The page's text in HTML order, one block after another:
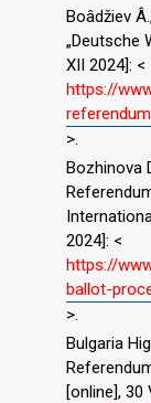
Boâdžiev
„Deutsche
XII 2024]: <
https://
>.
Bozhinova
2024]: <
https://
ballot-
>.
Bulgaria
[online], 30